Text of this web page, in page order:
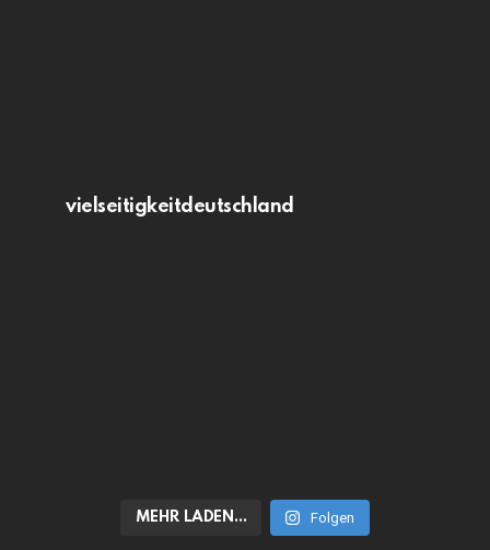
vielseitigkeitdeutschland
MEHR LADEN… Folgen